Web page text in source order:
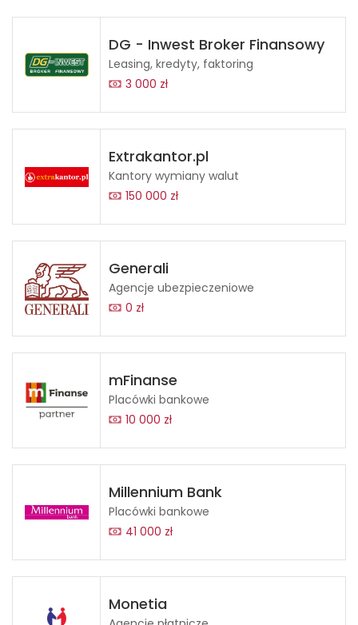
DG - Inwest Broker Finansowy
Leasing, kredyty, faktoring
3 000 zł
Extrakantor.pl
Kantory wymiany walut
150 000 zł
Generali
Agencje ubezpieczeniowe
0 zł
mFinanse
Placówki bankowe
10 000 zł
Millennium Bank
Placówki bankowe
41 000 zł
Monetia